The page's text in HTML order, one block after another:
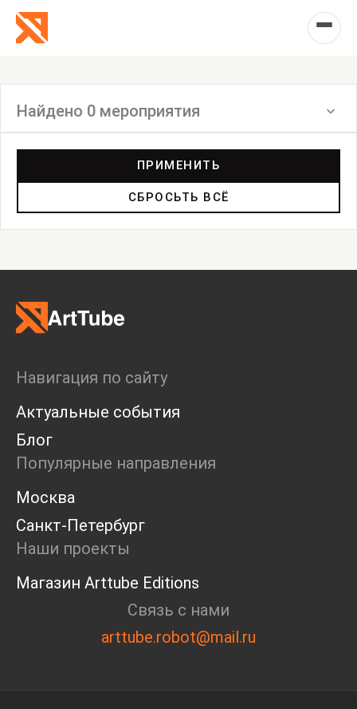
Найдено 0 мероприятия
Дискуссия
Пост-релиз
Пресс-конференция
Ярмарка
Open call
Экскурсия
Дискуссия
Cosmoscow 2024
Blazar 2024
Встречи
Круглый стол
ПРИМЕНИТЬ
СБРОСЬТЬ ВСЁ
Навигация по сайту
Актуальные события
Блог
Популярные направления
Москва
Санкт-Петербург
Наши проекты
Магазин Arttube Editions
Связь с нами
arttube.robot@mail.ru